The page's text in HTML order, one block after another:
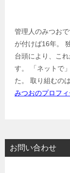
管理人のみつお
が付けば16年。
台頭により、こ
す。 「ネットで
た。 取り組むの
みつおのプロフ
お問い合わせ